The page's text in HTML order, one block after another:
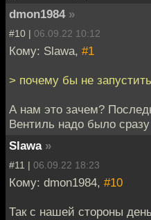
dmon1984 »
#10 | 06.09.22 10:12
Кому: Slawa, #1
> почему бы не
А нам это зачем?
Вентиль надо было
Slawa »
#11 | 06.09.22 18:23
Кому: dmon1984, #10
Так с нашей стороны